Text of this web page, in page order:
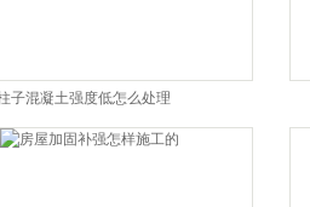
子混凝土强度低怎么处理